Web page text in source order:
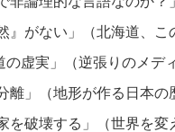
』がない」（北海道、
虚実」（逆張りのメディ
」（地形が作る日本の
を破壊する」（世界を変